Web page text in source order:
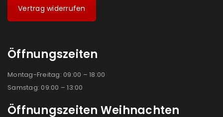
Vertrag widerrufen
Öffnungszeiten
Montag-Freitag: 09:00 – 18:00
Samstag: 09:00 – 13:00
Öffnungszeiten Weihnachten